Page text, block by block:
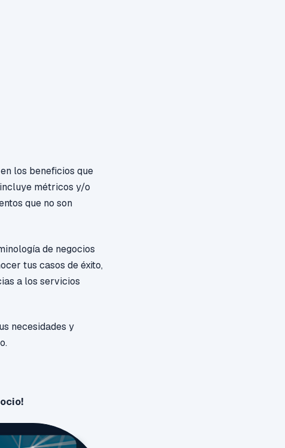
los beneficios que
métricos y/o
que no son
de negocios
tus casos de éxito,
a los servicios
necesidades y